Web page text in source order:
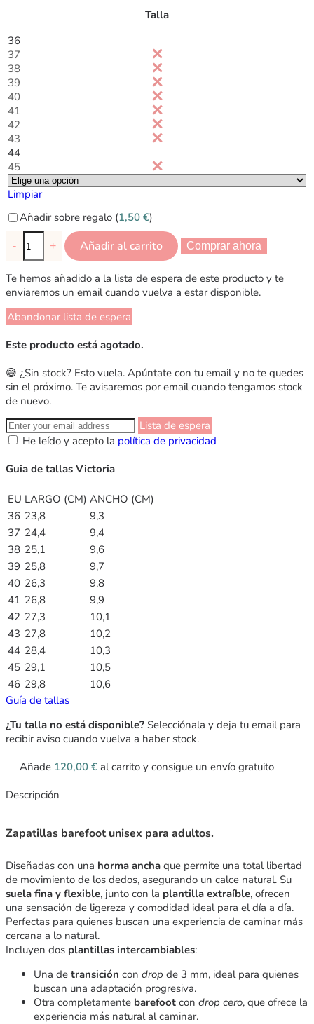
Talla
36
37
38
39
40
41
42
43
44
45
Limpiar
Añadir sobre regalo (1,50 €)
- + Añadir al carrito Comprar ahora
Te hemos añadido a la lista de espera de este producto y te
enviaremos un email cuando vuelva a estar disponible.
Abandonar lista de espera
Este producto está agotado.
😅 ¿Sin stock? Esto vuela. Apúntate con tu email y no te quedes
sin el próximo. Te avisaremos por email cuando tengamos stock
de nuevo.
Lista de espera
He leído y acepto la política de privacidad
Guia de tallas Victoria
EU LARGO (CM) ANCHO (CM)
36 23,8
9,3
37 24,4
9,4
38 25,1
9,6
39 25,8
9,7
40 26,3
9,8
41 26,8
9,9
42 27,3
10,1
43 27,8
10,2
44 28,4
10,3
45 29,1
10,5
46 29,8
10,6
Guía de tallas
¿Tu talla no está disponible? Selecciónala y deja tu email para
recibir aviso cuando vuelva a haber stock.
Añade 120,00 € al carrito y consigue un envío gratuito
Descripción
Zapatillas barefoot unisex para adultos.
Diseñadas con una horma ancha que permite una total libertad
de movimiento de los dedos, asegurando un calce natural. Su
suela fina y flexible, junto con la plantilla extraíble, ofrecen
una sensación de ligereza y comodidad ideal para el día a día.
Perfectas para quienes buscan una experiencia de caminar más
cercana a lo natural.
Incluyen dos plantillas intercambiables:
Una de transición con drop de 3 mm, ideal para quienes
buscan una adaptación progresiva.
Otra completamente barefoot con drop cero, que ofrece la
experiencia más natural al caminar.